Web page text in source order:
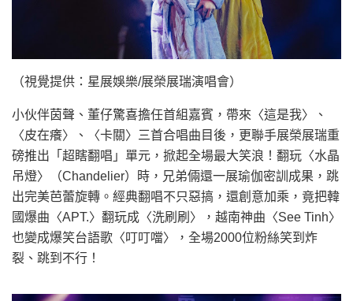
（視覺提供：星展娛樂/展榮展瑞演唱會）
小伙伴茵聲、董仔驚喜擔任首組嘉賓，帶來〈這是我〉、
〈皮在癢〉、〈卡關〉三首合唱曲目後，更聯手展榮展瑞重
磅推出「超瞎翻唱」單元，掀起全場最大笑浪！翻玩〈水晶
吊燈〉（Chandelier）時，兄弟倆還一展瑜伽密訓成果，跳
出完美芭蕾旋轉。經典翻唱不只惡搞，還創意加乘，竟把韓
國爆曲〈APT.〉翻玩成〈洗刷刷〉，越南神曲〈See Tinh〉
也變成爆笑台語歌〈叮叮噹〉，全場2000位粉絲笑到炸
裂、跳到不行！